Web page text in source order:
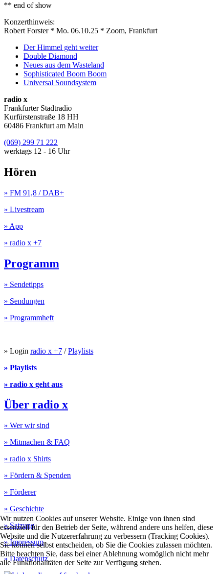
** end of show
Konzerthinweis:
Robert Forster * Mo. 06.10.25 * Zoom, Frankfurt
Der Himmel geht weiter
Double Diamond
Neues aus dem Wasteland
Sophisticated Boom Boom
Universal Soundsystem
radio x
Frankfurter Stadtradio
Kurfürstenstraße 18 HH
60486 Frankfurt am Main
(069) 299 71 222
werktags 12 - 16 Uhr
Hören
» FM 91,8 / DAB+
» Livestream
» App
» radio x +7
Programm
» Sendetipps
» Sendungen
» Programmheft
» Login radio x +7 /Playlists
» Playlists
» radio x geht aus
Über radio x
» Wer wir sind
» Mitmachen & FAQ
» radio x Shirts
» Fördern & Spenden
» Förderer
» Geschichte
» Satzung
» Impressum
» Datenschutz
Wir nutzen Cookies auf unserer Website. Einige von ihnen sind
essenziell für den Betrieb der Seite, während andere uns helfen, diese
Website und die Nutzererfahrung zu verbessern (Tracking Cookies).
Sie können selbst entscheiden, ob Sie die Cookies zulassen möchten.
Bitte beachten Sie, dass bei einer Ablehnung womöglich nicht mehr
alle Funktionalitäten der Seite zur Verfügung stehen.